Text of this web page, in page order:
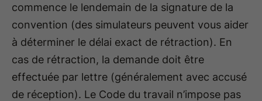
commence le lendemain de la signature de la
convention (des simulateurs peuvent vous aider
à déterminer le délai exact de rétraction). En
cas de rétraction, la demande doit être
effectuée par lettre (généralement avec accusé
de réception). Le Code du travail n’impose pas